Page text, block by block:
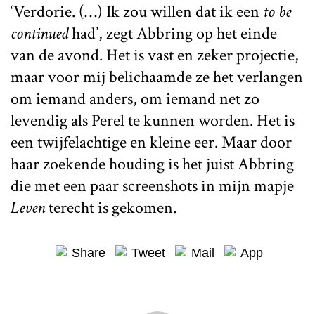
‘Verdorie. (…) Ik zou willen dat ik een to be
continuedhad’, zegt Abbring op het einde
van de avond. Het is vast en zeker projectie,
maar voor mij belichaamde ze het verlangen
om iemand anders, om iemand net zo
levendig als Perel te kunnen worden. Het is
een twijfelachtige en kleine eer. Maar door
haar zoekende houding is het juist Abbring
die met een paar screenshots in mijn mapje
Leventerecht is gekomen.
Share Tweet Mail App